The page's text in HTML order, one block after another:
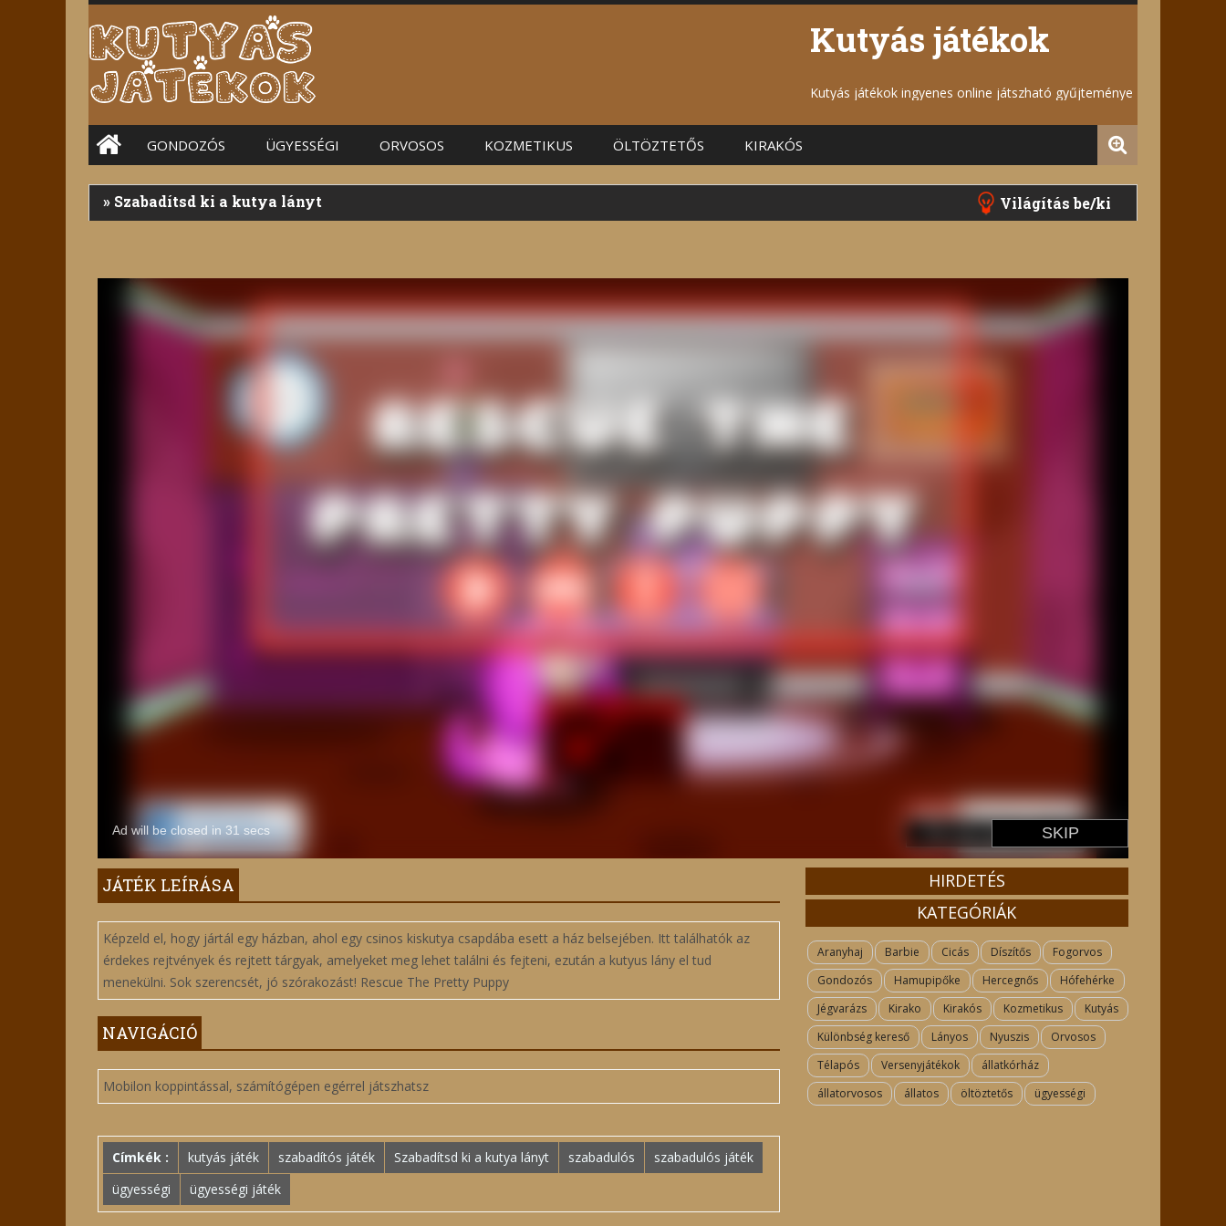
Kutyás játékok
Kutyás játékok ingyenes online játszható gyűjteménye
Main menu
GONDOZÓS ÜGYESSÉGI ORVOSOS KOZMETIKUS ÖLTÖZTETŐS KIRAKÓS
» Szabadítsd ki a kutya lányt Világítás be/ki
JÁTÉK LEÍRÁSA
Képzeld el, hogy jártál egy házban, ahol egy csinos kiskutya csapdába esett a ház belsejében. Itt találhatók az
érdekes rejtvények és rejtett tárgyak, amelyeket meg lehet találni és fejteni, ezután a kutyus lány el tud
menekülni. Sok szerencsét, jó szórakozást! Rescue The Pretty Puppy
NAVIGÁCIÓ
Mobilon koppintással, számítógépen egérrel játszhatsz
Címkék : kutyás játék szabadítós játék Szabadítsd ki a kutya lányt szabadulós
szabadulós játék
ügyességi
ügyességi játék
HIRDETÉS
KATEGÓRIÁK
Aranyhaj Barbie Cicás Díszítős
Fogorvos
Gondozós
Hamupipőke Hercegnős
Hófehérke
Jégvarázs
Kirako Kirakós Kozmetikus
Kutyás
Különbség kereső
Lányos Nyuszis
Orvosos
Télapós
Versenyjátékok
állatkórház
állatorvosos
állatos öltöztetős ügyességi